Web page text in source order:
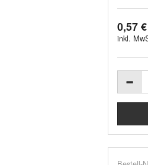
0,57 €
inkl.